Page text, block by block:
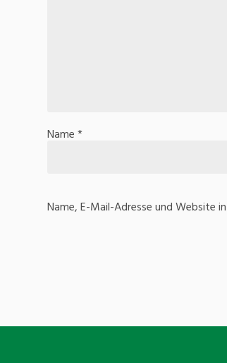
Name*
Name, E-Mail-Adresse und Website